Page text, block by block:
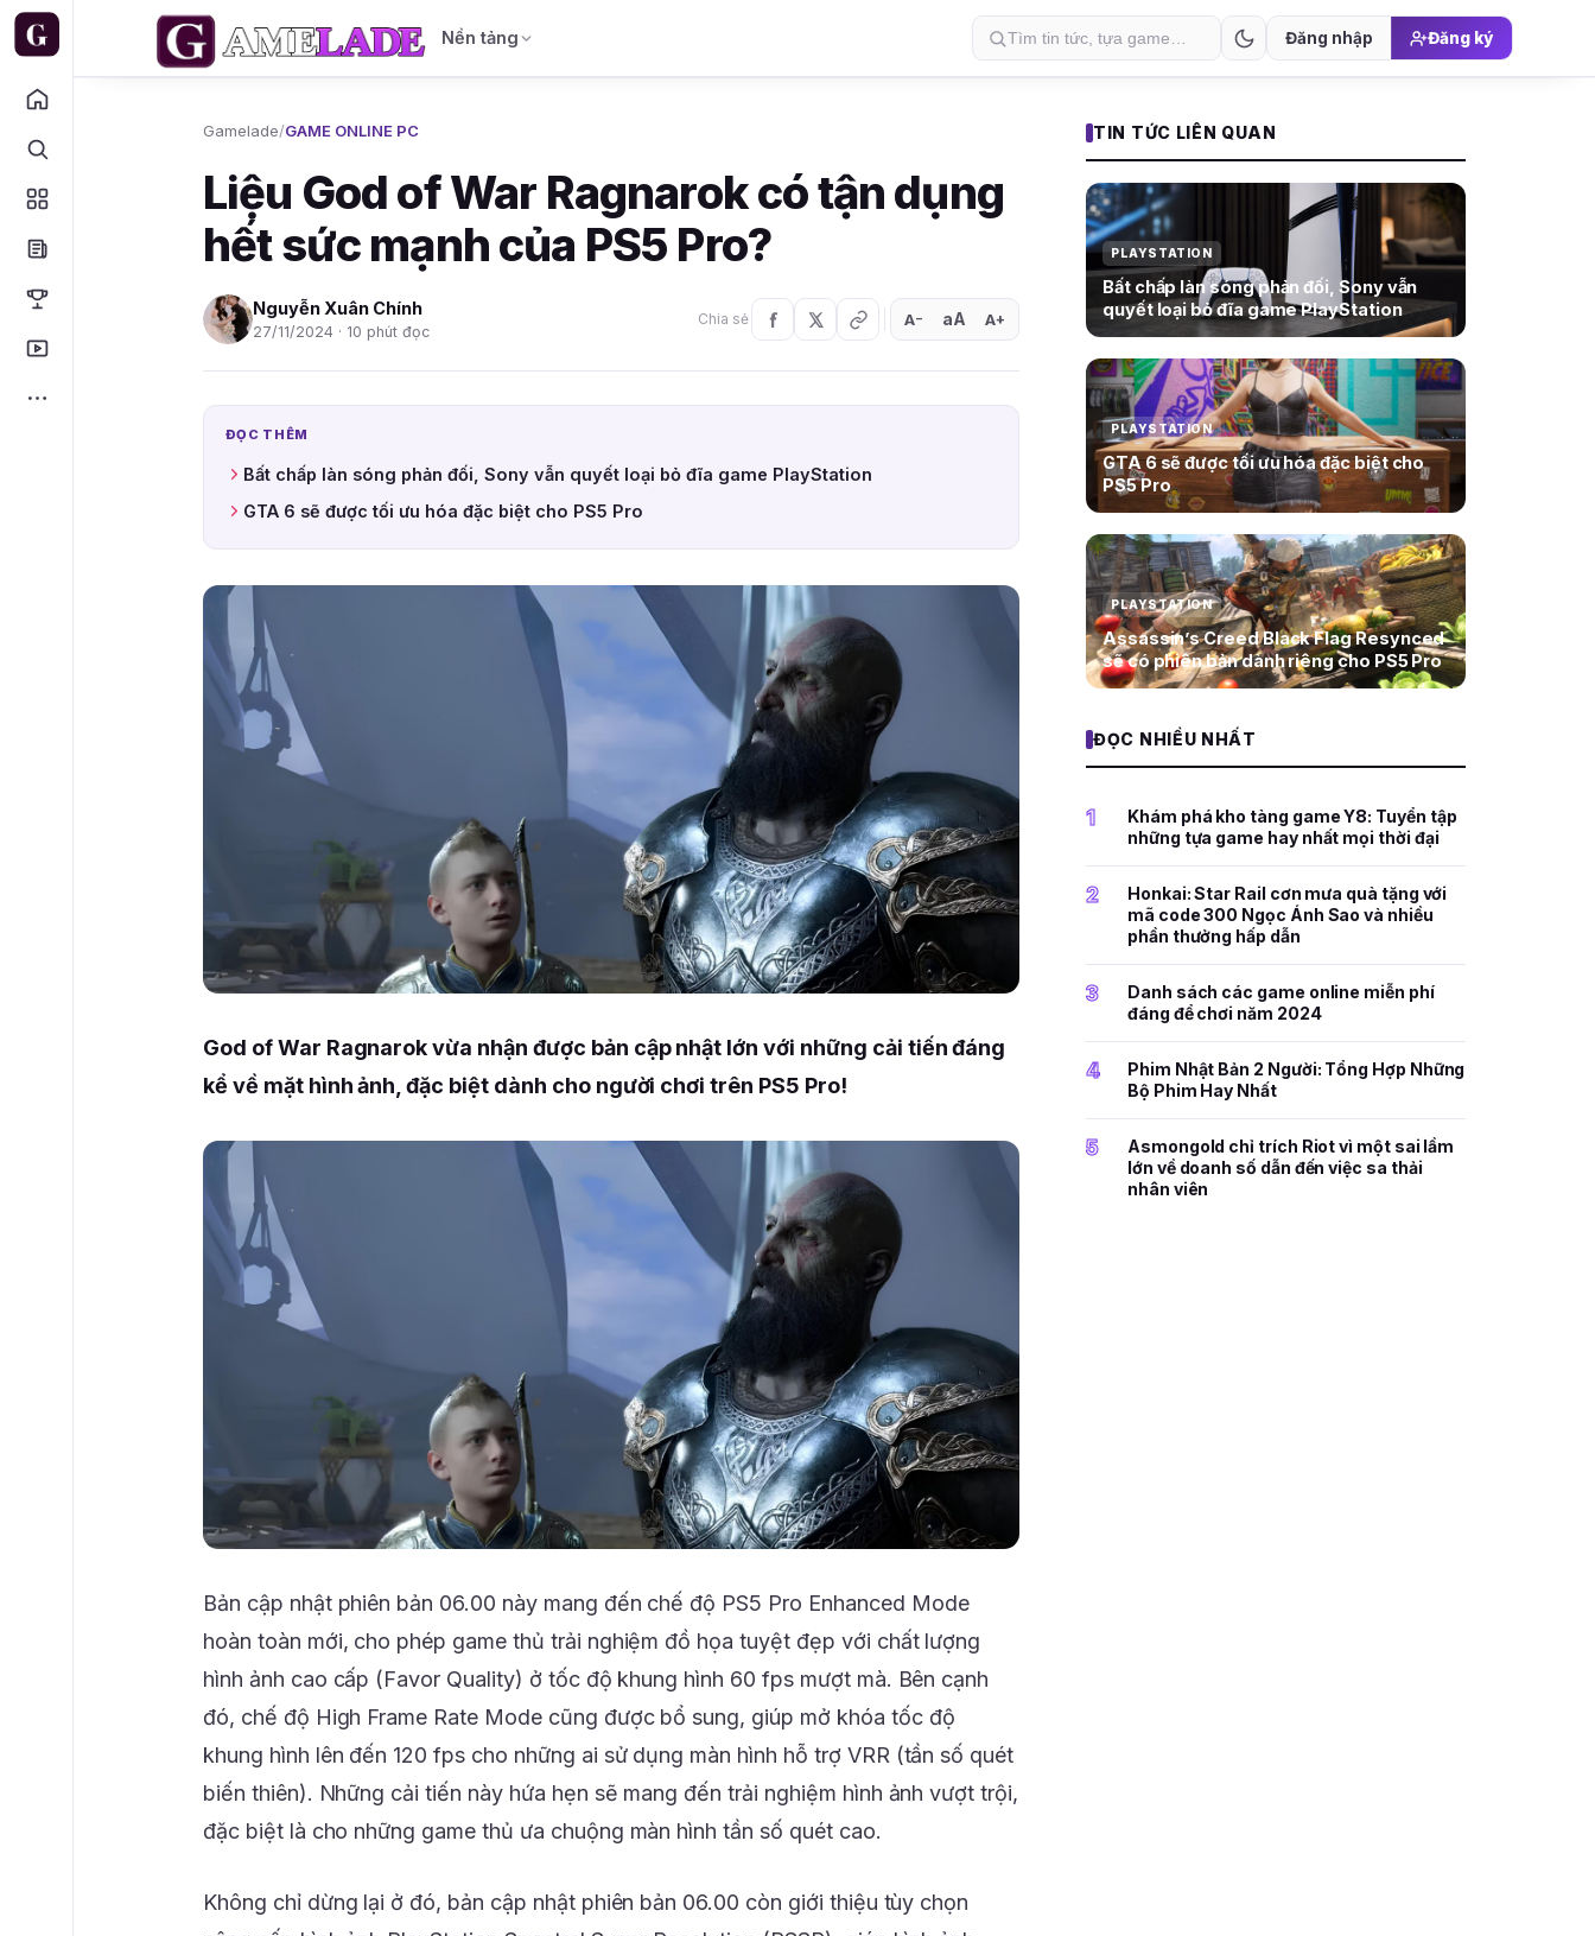
Nền tảng Đăng nhập Đăng ký
Gamelade/GAME ONLINE PC
Liệu God of War Ragnarok có tận dụng
hết sức mạnh của PS5 Pro?
Nguyễn Xuân Chính
27/11/2024 · 10 phút đọc
Chia sẻ A− aA A+
ĐỌC THÊM
Bất chấp làn sóng phản đối, Sony vẫn quyết loại bỏ đĩa game PlayStation
GTA 6 sẽ được tối ưu hóa đặc biệt cho PS5 Pro
God of War Ragnarok vừa nhận được bản cập nhật lớn với những cải tiến đáng
kể về mặt hình ảnh, đặc biệt dành cho người chơi trên PS5 Pro!
Bản cập nhật phiên bản 06.00 này mang đến chế độ PS5 Pro Enhanced Mode
hoàn toàn mới, cho phép game thủ trải nghiệm đồ họa tuyệt đẹp với chất lượng
hình ảnh cao cấp (Favor Quality) ở tốc độ khung hình 60 fps mượt mà. Bên cạnh
đó, chế độ High Frame Rate Mode cũng được bổ sung, giúp mở khóa tốc độ
khung hình lên đến 120 fps cho những ai sử dụng màn hình hỗ trợ VRR (tần số quét
biến thiên). Những cải tiến này hứa hẹn sẽ mang đến trải nghiệm hình ảnh vượt trội,
đặc biệt là cho những game thủ ưa chuộng màn hình tần số quét cao.
Không chỉ dừng lại ở đó, bản cập nhật phiên bản 06.00 còn giới thiệu tùy chọn
TIN TỨC LIÊN QUAN
PLAYSTATION
Bất chấp làn sóng phản đối, Sony vẫn
quyết loại bỏ đĩa game PlayStation
PLAYSTATION
GTA 6 sẽ được tối ưu hóa đặc biệt cho
PS5 Pro
PLAYSTATION
Assassin’s Creed Black Flag Resynced
sẽ có phiên bản dành riêng cho PS5 Pro
ĐỌC NHIỀU NHẤT
1
Khám phá kho tàng game Y8: Tuyển tập
những tựa game hay nhất mọi thời đại
2
Honkai: Star Rail cơn mưa quà tặng với
mã code 300 Ngọc Ánh Sao và nhiều
phần thưởng hấp dẫn
3
Danh sách các game online miễn phí
đáng để chơi năm 2024
4
Phim Nhật Bản 2 Người: Tổng Hợp Những
Bộ Phim Hay Nhất
5
Asmongold chỉ trích Riot vì một sai lầm
lớn về doanh số dẫn đến việc sa thải
nhân viên